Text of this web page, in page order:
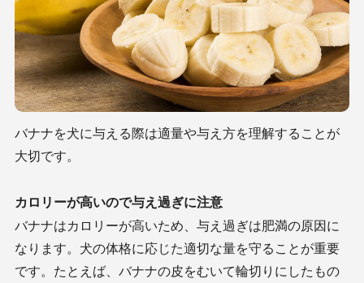
バナナを犬に与える際は適量や与え方を理解することが
大切です。
カロリーが高いので与え過ぎに注意
バナナはカロリーが高いため、与え過ぎは肥満の原因に
なります。犬の体格に応じた適切な量を守ることが重要
です。たとえば、バナナの皮をむいて輪切りにしたもの